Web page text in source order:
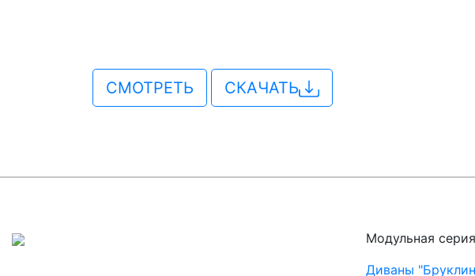
СМОТРЕТЬ СКАЧАТЬ
Модульная серия
Диваны